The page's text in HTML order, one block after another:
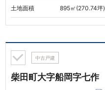
土地面積 895㎡(270.74坪)
中古戸建
柴田町大字船岡字七作